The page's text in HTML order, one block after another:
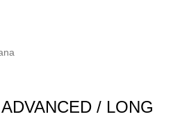
/ LONG